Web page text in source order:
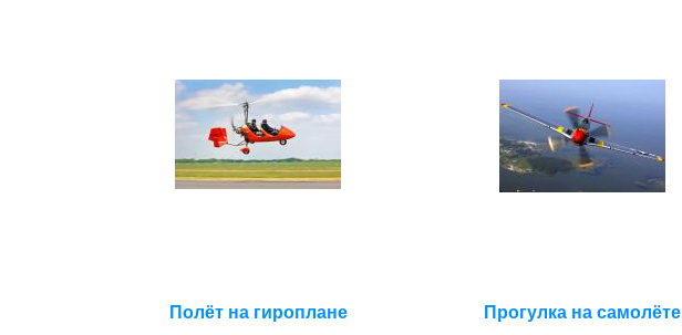
Полёт на гироплане Прогулка на самолёте